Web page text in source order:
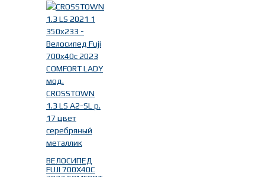
ВЕЛОСИПЕД
FUJI 700X40C